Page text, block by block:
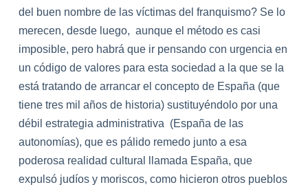
del buen nombre de las víctimas del franquismo? Se lo
merecen, desde luego, aunque el método es casi
imposible, pero habrá que ir pensando con urgencia en
un código de valores para esta sociedad a la que se la
está tratando de arrancar el concepto de España (que
tiene tres mil años de historia) sustituyéndolo por una
débil estrategia administrativa (España de las
autonomías), que es pálido remedo junto a esa
poderosa realidad cultural l
lamada España, que
expulsó judíos y moriscos, como hicieron otros pueblos